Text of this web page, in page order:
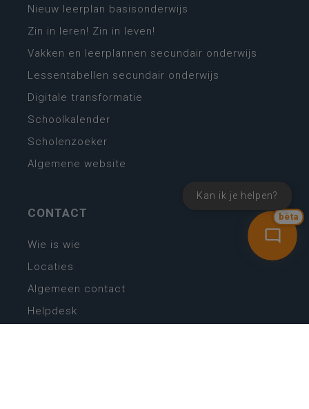
bèta
Kan ik je helpen?
Nieuw leerplan basisonderwijs
Zin in leren! Zin in leven!
Vakken en leerplannen secundair onderwijs
Lessentabellen secundair onderwijs
Digitale transformatie
Schoolkalender
Scholenzoeker
Algemene website
CONTACT
Wie is wie
Locaties
Algemeen contact
Helpdesk